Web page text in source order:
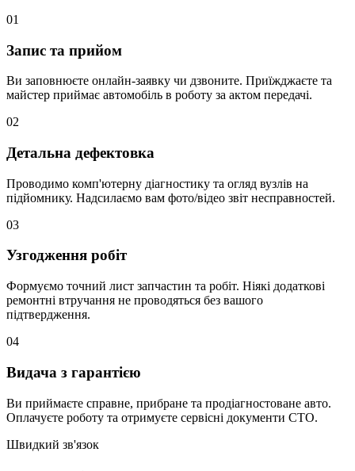
01
Запис та прийом
Ви заповнюєте онлайн-заявку чи дзвоните. Приїжджаєте та
майстер приймає автомобіль в роботу за актом передачі.
02
Детальна дефектовка
Проводимо комп'ютерну діагностику та огляд вузлів на
підйомнику. Надсилаємо вам фото/відео звіт несправностей.
03
Узгодження робіт
Формуємо точний лист запчастин та робіт. Ніякі додаткові
ремонтні втручання не проводяться без вашого
підтвердження.
04
Видача з гарантією
Ви приймаєте справне, прибране та продіагностоване авто.
Оплачуєте роботу та отримуєте сервісні документи СТО.
Швидкий зв'язок